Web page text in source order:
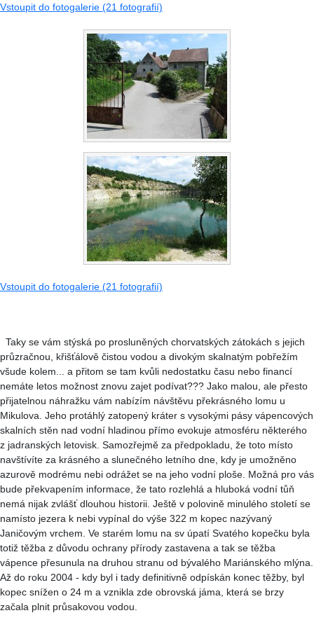
Vstoupit do fotogalerie (21 fotografií)
Vstoupit do fotogalerie (21 fotografií)
Taky se vám stýská po prosluněných chorvatských zátokách s jejich
průzračnou, křišťálově čistou vodou a divokým skalnatým pobřežím
všude kolem... a přitom se tam kvůli nedostatku času nebo financí
nemáte letos možnost znovu zajet podívat??? Jako malou, ale přesto
přijatelnou náhražku vám nabízím návštěvu překrásného lomu u
Mikulova. Jeho protáhlý zatopený kráter s vysokými pásy vápencových
skalních stěn nad vodní hladinou přímo evokuje atmosféru některého
z jadranských letovisk. Samozřejmě za předpokladu, že toto místo
navštívíte za krásného a slunečného letního dne, kdy je umožněno
azurově modrému nebi odrážet se na jeho vodní ploše. Možná pro vás
bude překvapením informace, že tato rozlehlá a hluboká vodní tůň
nemá nijak zvlášť dlouhou historii. Ještě v polovině minulého století se
namísto jezera k nebi vypínal do výše 322 m kopec nazývaný
Janičovým vrchem. Ve starém lomu na sv úpatí Svatého kopečku byla
totiž těžba z důvodu ochrany přírody zastavena a tak se těžba
vápence přesunula na druhou stranu od bývalého Mariánského mlýna.
Až do roku 2004 - kdy byl i tady definitivně odpískán konec těžby, byl
kopec snížen o 24 m a vznikla zde obrovská jáma, která se brzy
začala plnit průsakovou vodou.